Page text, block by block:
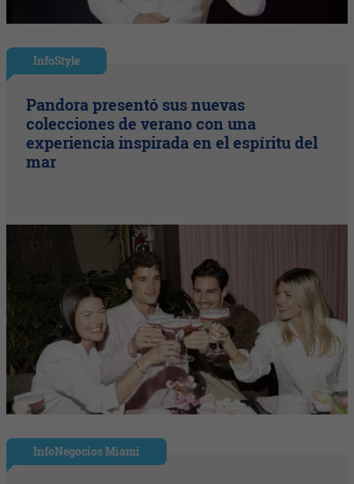
InfoStyle
Pandora presentó sus nuevas
colecciones de verano con una
experiencia inspirada en el espíritu del
mar
InfoNegocios Miami